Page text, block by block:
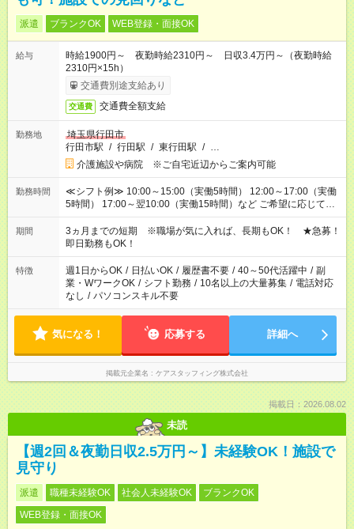
派遣 ブランクOK WEB登録・面接OK
給与
時給1900円～ 夜勤時給2310円～ 日収3.4万円～（夜勤時給
2310円×15h）
交通費別途支給あり
交通費 交通費全額支給
勤務地
埼玉県行田市
行田市駅 / 行田駅 / 東行田駅 / …
介護施設や病院 ※ご自宅近辺からご案内可能
勤務時間
≪シフト例≫ 10:00～15:00（実働5時間） 12:00～17:00（実働
5時間） 17:00～翌10:00（実働15時間）など ご希望に応じて、
働く時間は調整できます！ お気軽に担当へ相談ください！
期間
3ヵ月までの短期 ※職場が気に入れば、長期もOK！ ★急募！
即日勤務もOK！
特徴 週1日からOK / 日払いOK / 履歴書不要 / 40～50代活躍中 / 副
業・WワークOK / シフト勤務 / 10名以上の大量募集 / 電話対応
なし / パソコンスキル不要
気になる！ 応募する 詳細へ
掲載元企業名 ケアスタッフィング株式会社
掲載日：2026.08.02
未読
【週2回＆夜勤日収2.5万円～】未経験OK！施設で
見守り
派遣 職種未経験OK 社会人未経験OK
ブランクOK
WEB登録・面接OK